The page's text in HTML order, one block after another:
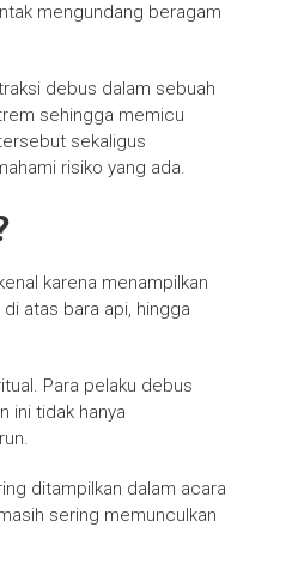
mengundang beragam
debus dalam sebuah
sehingga memicu
sekaligus
risiko yang ada.
karena menampilkan
atas bara api, hingga
Para pelaku debus
ini tidak hanya
ditampilkan dalam acara
sering memunculkan